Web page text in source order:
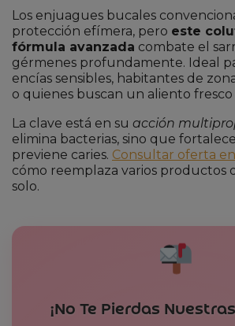
Los enjuagues bucales
protección efímera, pero este
fórmula avanzada combate el
gérmenes profundamente. Ideal
encías sensibles, habitantes de
o quienes buscan un aliento
La clave está en su acción
elimina bacterias, sino que
previene caries. Consultar oferta
cómo reemplaza varios productos
solo.
¡No Te Pierdas